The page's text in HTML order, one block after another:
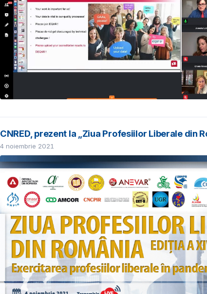
CNRED, prezent la „Ziua Profesiilor Liberale din
4 noiembrie 2021